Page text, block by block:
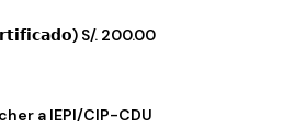
S/. 200.00
a IEPI/CIP-CDU